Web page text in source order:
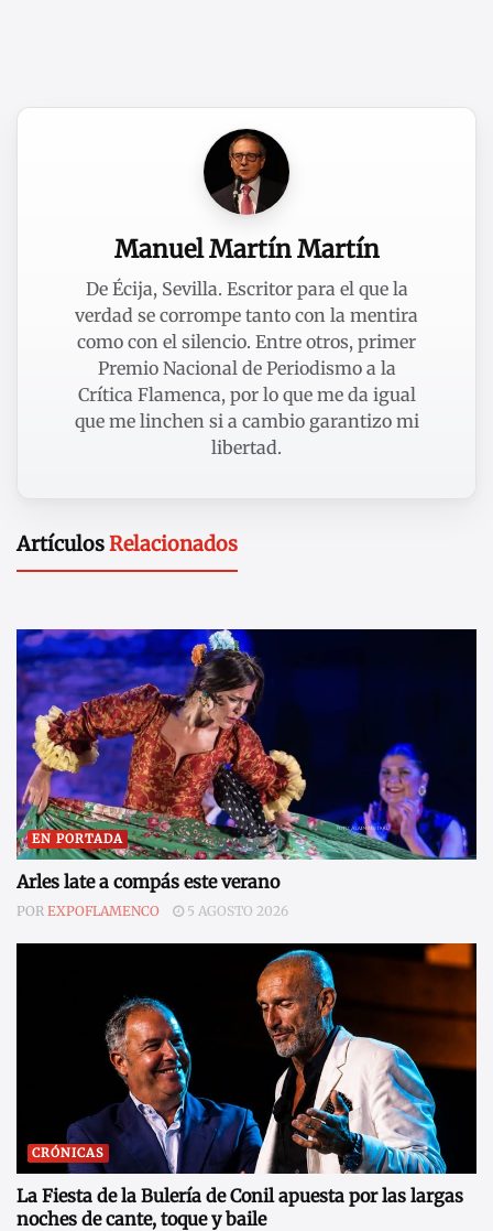
Manuel Martín Martín
De Écija, Sevilla. Escritor para el que la
verdad se corrompe tanto con la mentira
como con el silencio. Entre otros, primer
Premio Nacional de Periodismo a la
Crítica Flamenca, por lo que me da igual
que me linchen si a cambio garantizo mi
libertad.
ArtículosRelacionados
EN PORTADA
Arles late a compás este verano
POR EXPOFLAMENCO 5 AGOSTO 2026
CRÓNICAS
La Fiesta de la Bulería de Conil apuesta por las largas
noches de cante, toque y baile